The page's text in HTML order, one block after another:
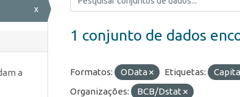
x
a
1 conjunto de dados
Formatos: OData Etiquetas:
Organizações:
BCB/Dstat